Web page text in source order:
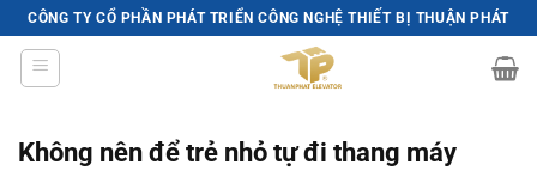
Skip
to
content
CÔNG TY CỔ PHẦN PHÁT TRIỂN CÔNG NGHỆ THIẾT BỊ THUẬN PHÁT
Không nên để trẻ nhỏ tự đi thang máy